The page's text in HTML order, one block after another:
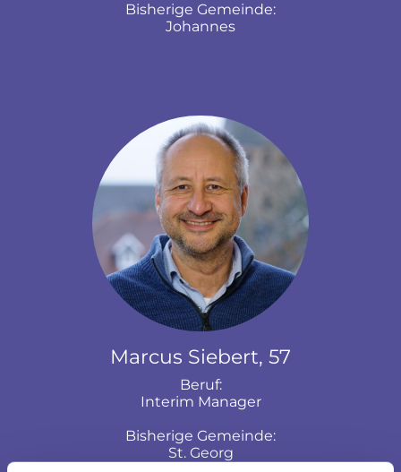
Bisherige Gemeinde:
Johannes
Marcus Siebert, 57
Beruf:
Interim Manager
Bisherige Gemeinde:
St. Georg